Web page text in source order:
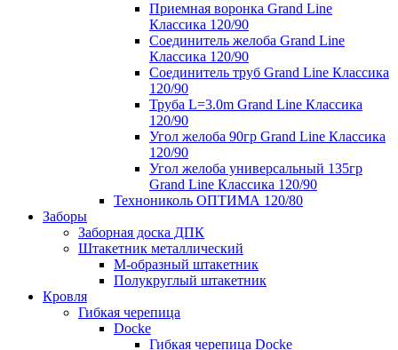
Приемная воронка Grand Line
Классика 120/90
Соединитель желоба Grand Line
Классика 120/90
Соединитель труб Grand Line Классика
120/90
Труба L=3.0m Grand Line Классика
120/90
Угол желоба 90гр Grand Line Классика
120/90
Угол желоба универсальный 135гр
Grand Line Классика 120/90
Технониколь ОПТИМА 120/80
Заборы
Заборная доска ДПК
Штакетник металлический
М-образный штакетник
Полукруглый штакетник
Кровля
Гибкая черепица
Docke
Гибкая черепица Docke